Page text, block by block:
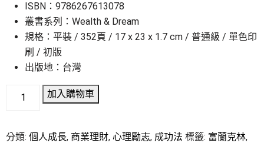
ISBN：9786267613078
叢書系列：Wealth & Dream
規格：平裝 / 352頁 / 17 x 23 x 1.7 cm / 普通級 / 單色印
刷 / 初版
出版地：台灣
加入購物車
分類: 個人成長, 商業理財, 心理勵志, 成功法 標籤: 富蘭克林,